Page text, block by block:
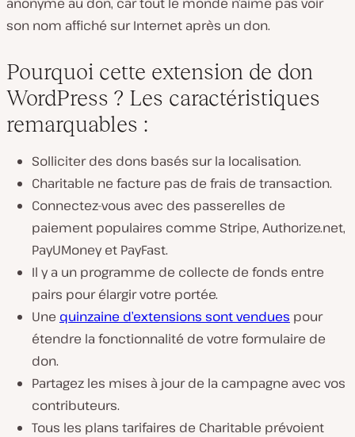
son nom affiché sur Internet après un don.
Pourquoi cette extension de don
WordPress ? Les caractéristiques
remarquables :
Solliciter des dons basés sur la localisation.
Charitable ne facture pas de frais de transaction.
Connectez-vous avec des passerelles de
paiement populaires comme Stripe, Authorize.net,
PayUMoney et PayFast.
Il y a un programme de collecte de fonds entre
pairs pour élargir votre portée.
Une quinzaine d’extensions sont vendues pour
étendre la fonctionnalité de votre formulaire de
don.
Partagez les mises à jour de la campagne avec vos
contributeurs.
Tous les plans tarifaires de Charitable prévoient